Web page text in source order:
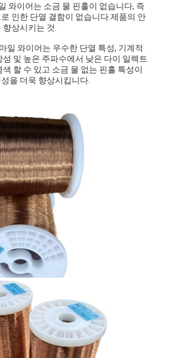
와이어는 소금 물 핀홀이 없습니다, 즉
인한 단열 결함이 없습니다.제품의 안
상시키는 것.
일 와이어는 우수한 단열 특성, 기계적
및 높은 주파수에서 낮은 다이 일렉트
할 수 있고 소금 물 없는 핀홀 특성이
을 더욱 향상시킵니다.